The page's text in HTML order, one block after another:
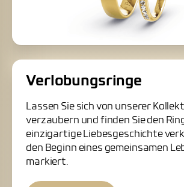
Verlobungsringe
Lassen Sie sich von unserer
verzaubern und finden Sie den
einzigartige Liebesgeschichte
den Beginn eines gemeinsamen
markiert.